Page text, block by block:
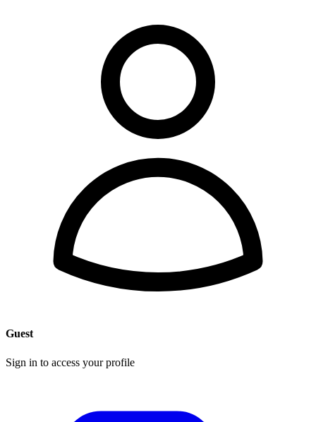
Guest
Sign in to access your profile